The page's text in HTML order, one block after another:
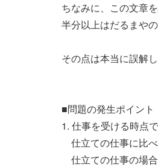
ちなみに、この文章
半分以上はだるまや
その点は本当に誤解
■問題の発生ポイント
1. 仕事を受ける時点
仕立ての仕事に比
仕立ての仕事の場